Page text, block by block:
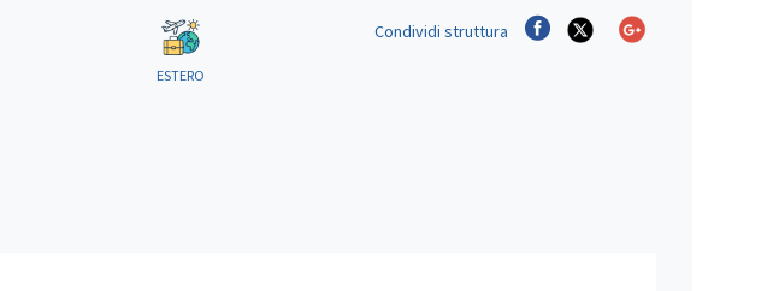
ESTERO
Condividi struttura